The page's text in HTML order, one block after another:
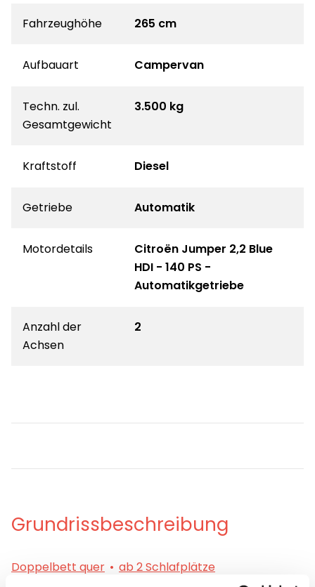
Fahrzeughöhe 265 cm
Aufbauart Campervan
Techn. zul.
Gesamtgewicht
3.500 kg
Kraftstoff Diesel
Getriebe Automatik
Motordetails
Citroën Jumper 2,2 Blue
HDI - 140 PS -
Automatikgetriebe
Anzahl der
Achsen
2
Grundrissbeschreibung
Doppelbett quer ab 2 Schlafplätze